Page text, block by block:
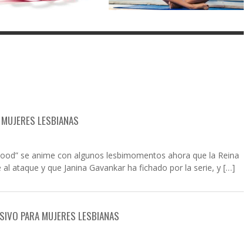
LESBIANAS
se anime con algunos lesbimomentos ahora que la Reina
ataque y que Janina Gavankar ha fichado por la serie, y […]
PARA MUJERES LESBIANAS